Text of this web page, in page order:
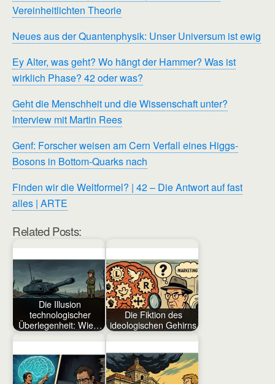
Vereinheitlichten Theorie
Neues aus der Quantenphysik: Unser Universum ist ewig
Ey Alter, was geht? Wo hängt der Hammer? Was ist
wirklich Phase? 42 oder was?
Geht die Menschheit und die Wissenschaft unter?
Interview mit Martin Rees
Genf: Forscher weisen am Cern Verfall eines Higgs-
Bosons in Bottom-Quarks nach
Finden wir die Weltformel? | 42 – Die Antwort auf fast
alles | ARTE
Related Posts:
Die Illusion
technologischer
Überlegenheit: Wie…
Die Fiktion des
ideologischen Gehirns